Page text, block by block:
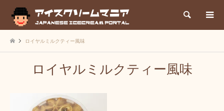
検索
ロイヤルミルクティー風味
ロイヤルミルクティー風味